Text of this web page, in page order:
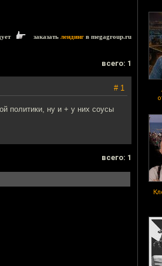
заказать лендинг в megagroup.ru
всего: 1
# 1
политики, ну и + у них соусы
всего: 1